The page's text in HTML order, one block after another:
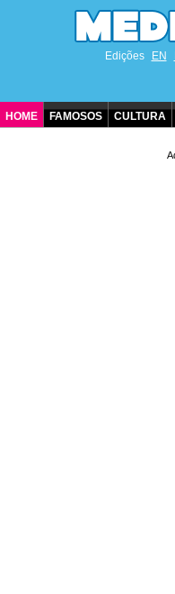
Edições EN
HOME FAMOSOS CULTURA